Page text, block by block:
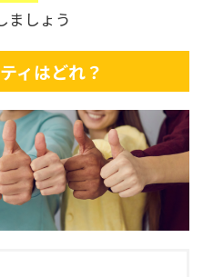
ましょう
ィはどれ？